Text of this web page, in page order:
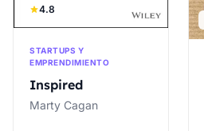
4.8
STARTUPS Y
EMPRENDIMIENTO
Inspired
Marty Cagan